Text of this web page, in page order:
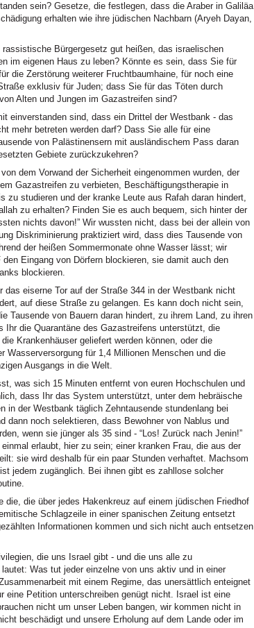
sein? Gesetze, die festlegen, dass die Araber in Galiläa
erhalten wie ihre jüdischen Nachbarn (Aryeh Dayan,
Bürgergesetz gut heißen, das israelischen
im eigenen Haus zu leben? Könnte es sein, dass Sie für
die Zerstörung weiterer Fruchtbaumhaine, für noch eine
exklusiv für Juden; dass Sie für das Töten durch
Alten und Jungen im Gazastreifen sind?
einverstanden sind, dass ein Drittel der Westbank - das
mehr betreten werden darf? Dass Sie alle für eine
von Palästinensern mit ausländischem Pass daran
Gebiete zurückzukehren?
dem Vorwand der Sicherheit eingenommen wurden, der
Gazastreifen zu verbieten, Beschäftigungstherapie in
zu studieren und der kranke Leute aus Rafah daran hindert,
zu erhalten? Finden Sie es auch bequem, sich hinter der
nichts davon!” Wir wussten nicht, dass bei der allein von
Diskriminierung praktiziert wird, dass dies Tausende von
der heißen Sommermonate ohne Wasser lässt; wir
Eingang von Dörfern blockieren, sie damit auch den
blockieren.
eiserne Tor auf der Straße 344 in der Westbank nicht
auf diese Straße zu gelangen. Es kann doch nicht sein,
Tausende von Bauern daran hindert, zu ihrem Land, zu ihren
Ihr die Quarantäne des Gazastreifens unterstützt, die
Krankenhäuser geliefert werden können, oder die
Wasserversorgung für 1,4 Millionen Menschen und die
Ausgangs in die Welt.
was sich 15 Minuten entfernt von euren Hochschulen und
dass Ihr das System unterstützt, unter dem hebräische
in der Westbank täglich Zehntausende stundenlang bei
dann noch selektieren, dass Bewohner von Nablus und
wenn sie jünger als 35 sind - “Los! Zurück nach Jenin!”
erlaubt, hier zu sein; einer kranken Frau, die aus der
sie wird deshalb für ein paar Stunden verhaftet. Machsom
jedem zugänglich. Bei ihnen gibt es zahllose solcher
die, die über jedes Hakenkreuz auf einem jüdischen Friedhof
Schlagzeile in einer spanischen Zeitung entsetzt
Informationen kommen und sich nicht auch entsetzen
die uns Israel gibt - und die uns alle zu
Was tut jeder einzelne von uns aktiv und in einer
mit einem Regime, das unersättlich enteignet
eine Petition unterschreiben genügt nicht. Israel ist eine
nicht um unser Leben bangen, wir kommen nicht in
beschädigt und unsere Erholung auf dem Lande oder im